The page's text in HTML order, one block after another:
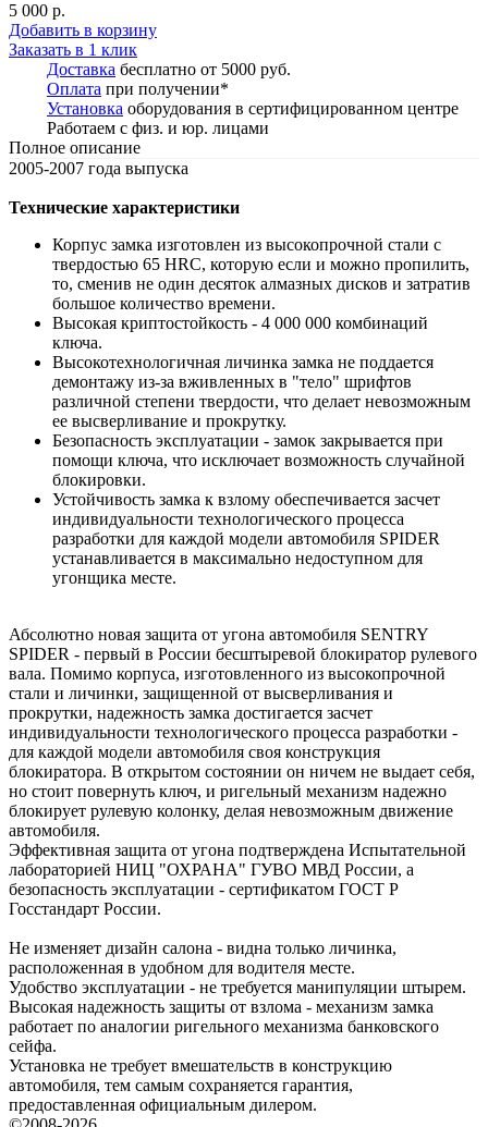
5 000 р.
Добавить в корзину
Заказать в 1 клик
Доставка бесплатно от 5000 руб.
Оплата при получении*
Установка оборудования в сертифицированном центре
Работаем с физ. и юр. лицами
Полное описание
2005-2007 года выпуска
Технические характеристики
Корпус замка изготовлен из высокопрочной стали с
твердостью 65 HRC, которую если и можно пропилить,
то, сменив не один десяток алмазных дисков и затратив
большое количество времени.
Высокая криптостойкость - 4 000 000 комбинаций
ключа.
Высокотехнологичная личинка замка не поддается
демонтажу из-за вживленных в "тело" шрифтов
различной степени твердости, что делает невозможным
ее высверливание и прокрутку.
Безопасность эксплуатации - замок закрывается при
помощи ключа, что исключает возможность случайной
блокировки.
Устойчивость замка к взлому обеспечивается засчет
индивидуальности технологического процесса
разработки для каждой модели автомобиля SPIDER
устанавливается в максимально недоступном для
угонщика месте.
Абсолютно новая защита от угона автомобиля SENTRY
SPIDER - первый в России бесштыревой блокиратор рулевого
вала. Помимо корпуса, изготовленного из высокопрочной
стали и личинки, защищенной от высверливания и
прокрутки, надежность замка достигается засчет
индивидуальности технологического процесса разработки -
для каждой модели автомобиля своя конструкция
блокиратора. В открытом состоянии он ничем не выдает себя,
но стоит повернуть ключ, и ригельный механизм надежно
блокирует рулевую колонку, делая невозможным движение
автомобиля.
Эффективная защита от угона подтверждена Испытательной
лабораторией НИЦ "ОХРАНА" ГУВО МВД России, а
безопасность эксплуатации - сертификатом ГОСТ Р
Госстандарт России.
Не изменяет дизайн салона - видна только личинка,
расположенная в удобном для водителя месте.
Удобство эксплуатации - не требуется манипуляции штырем.
Высокая надежность защиты от взлома - механизм замка
работает по аналогии ригельного механизма банковского
сейфа.
Установка не требует вмешательств в конструкцию
автомобиля, тем самым сохраняется гарантия,
предоставленная официальным дилером.